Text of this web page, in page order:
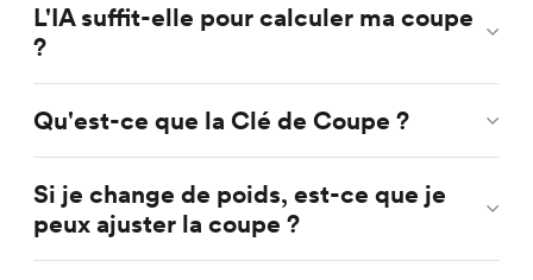
L'IA suffit-elle pour calculer ma coupe
?
Qu'est-ce que la Clé de Coupe ?
Si je change de poids, est-ce que je
peux ajuster la coupe ?